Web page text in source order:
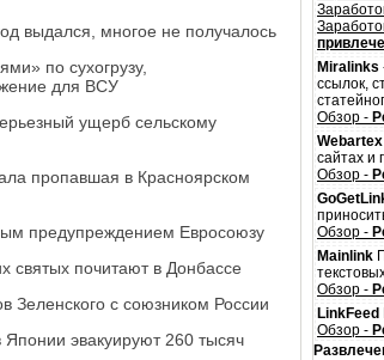
выдался, многое не получалось
по сухогрузу,
для ВСУ
ущерб сельскому
пропавшая в Красноярском
предупреждением Евросоюзу
святых почитают в Донбассе
Зеленского с союзником России
эвакуируют 260 тысяч
Miralinks
ссылок,
Обзор -
Webartex
сайтах и
Обзор -
Обзор -
Mainlink
Обзор -
LinkFeed
Обзор -